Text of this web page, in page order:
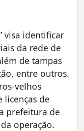
visa identificar
da rede de
de tampas
entre outros.
velhos
licenças de
prefeitura de
operação.